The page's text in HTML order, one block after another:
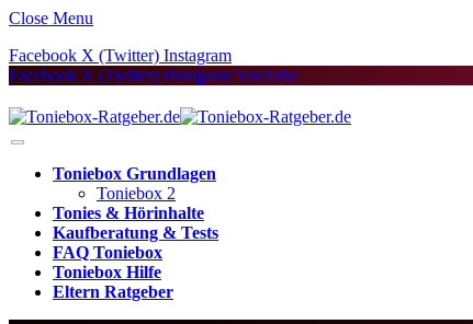
Close Menu
Facebook X (Twitter) Instagram
Facebook X (Twitter) InstagramYouTube
Toniebox Grundlagen
Toniebox 2
Tonies & Hörinhalte
Kaufberatung & Tests
FAQ Toniebox
Toniebox Hilfe
Eltern Ratgeber